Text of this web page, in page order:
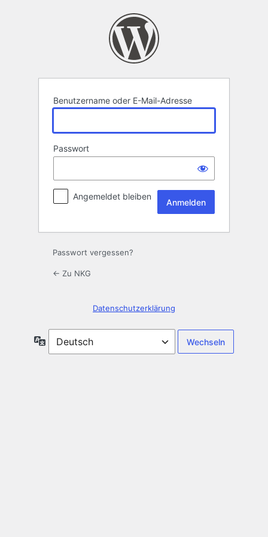
Benutzername oder E-Mail-Adresse
Passwort
Angemeldet bleiben
Passwort vergessen?
← Zu NKG
Datenschutzerklärung
Sprache